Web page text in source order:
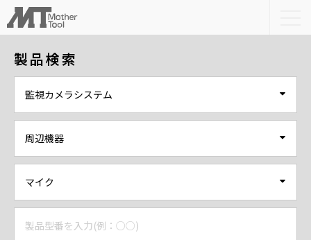
製品検索